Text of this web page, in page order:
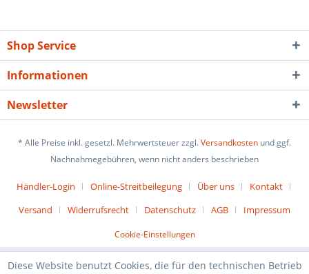
Shop Service
Informationen
Newsletter
* Alle Preise inkl. gesetzl. Mehrwertsteuer zzgl.Versandkosten und ggf.
Nachnahmegebühren, wenn nicht anders beschrieben
Händler-Login Online-Streitbeilegung Über uns
Kontakt
Versand
Widerrufsrecht Datenschutz AGB Impressum
Cookie-Einstellungen
Diese Website benutzt Cookies, die für den technischen Betrieb